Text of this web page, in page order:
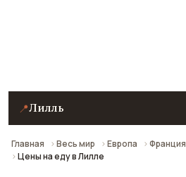
📍Лилль
Главная Весь мир Европа Франция
Цены на еду в Лилле